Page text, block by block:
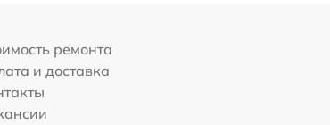
ремонта
и доставка